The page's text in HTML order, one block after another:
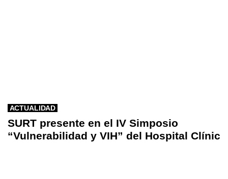
ACTUALIDAD
SURT presente en el IV Simposio
“Vulnerabilidad y VIH” del Hospital Clínic